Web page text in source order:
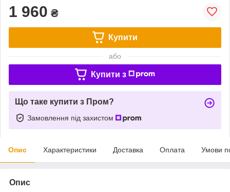
1 960 ₴
Купити
або
Купити з
Що таке купити з Пром?
Замовлення під захистом
Опис Характеристики Доставка Оплата Умови
Опис